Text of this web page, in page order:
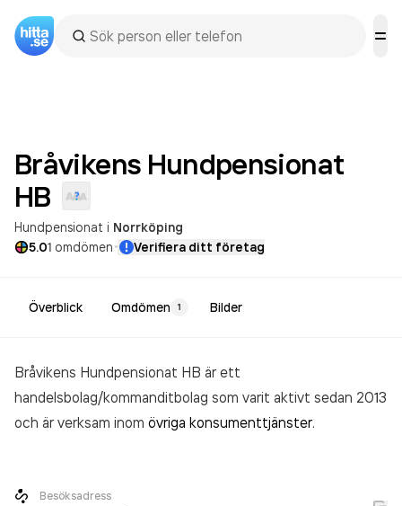
Bråvikens Hundpensionat
HB
Hundpensionat i Norrköping
5.01 omdömen· Verifiera ditt företag
Överblick Omdömen 1 Bilder
Bråvikens Hundpensionat HB är ett
handelsbolag/kommanditbolag som varit aktivt sedan 2013
och är verksam inom övriga konsumenttjänster.
Besöksadress